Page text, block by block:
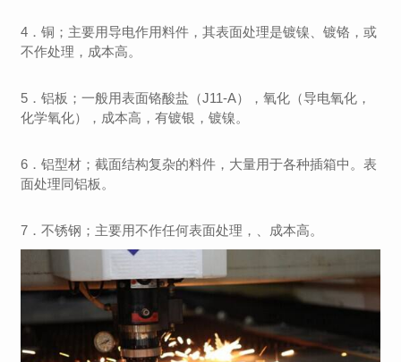
4．铜；主要用导电作用料件，其表面处理是镀镍、镀铬，或
不作处理，成本高。
5．铝板；一般用表面铬酸盐（J11-A），氧化（导电氧化，
化学氧化），成本高，有镀银，镀镍。
6．铝型材；截面结构复杂的料件，大量用于各种插箱中。表
面处理同铝板。
7．不锈钢；主要用不作任何表面处理，、成本高。